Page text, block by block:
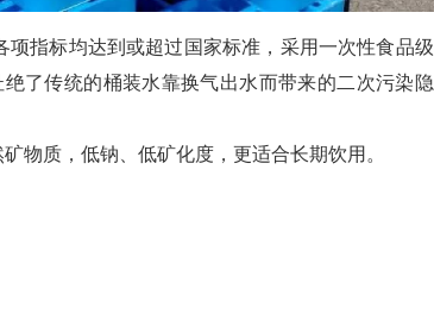
指标均达到或超过国家标准，采用一次性食品级
了传统的桶装水靠换气出水而带来的二次污染隐
物质，低钠、低矿化度，更适合长期饮用。